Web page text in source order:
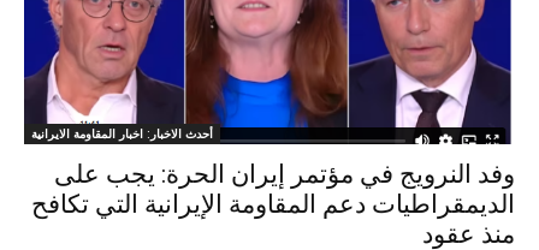
أحدث الاخبار: اخبار المقاومة الايرانية
وفد النرويج في مؤتمر إيران الحرة: يجب على
الديمقراطيات دعم المقاومة الإيرانية التي تكافح
منذ عقود